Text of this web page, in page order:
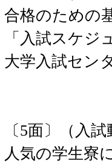
合格のための
「入試スケジ
大学入試セン
〔5面〕（入
人気の学生寮